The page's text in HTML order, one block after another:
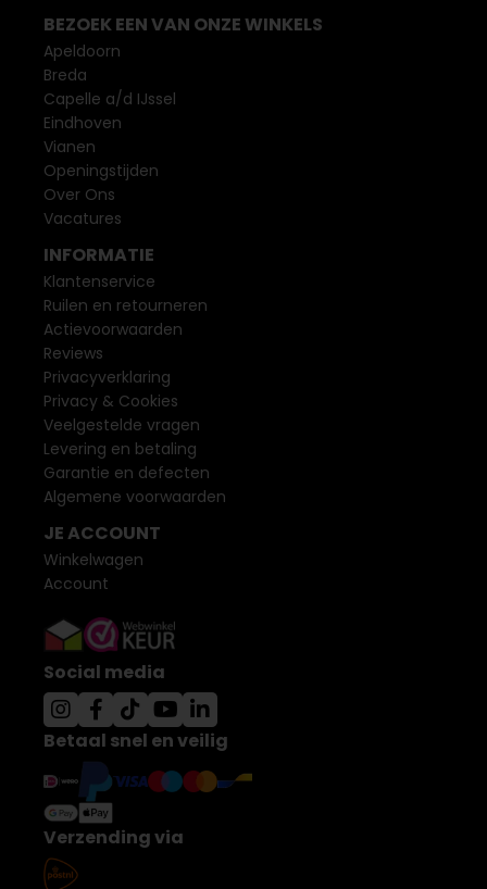
BEZOEK EEN VAN ONZE WINKELS
Apeldoorn
Breda
Capelle a/d IJssel
Eindhoven
Vianen
Openingstijden
Over Ons
Vacatures
INFORMATIE
Klantenservice
Ruilen en retourneren
Actievoorwaarden
Reviews
Privacyverklaring
Privacy & Cookies
Veelgestelde vragen
Levering en betaling
Garantie en defecten
Algemene voorwaarden
JE ACCOUNT
Winkelwagen
Account
Social media
Betaal snel en veilig
Verzending via